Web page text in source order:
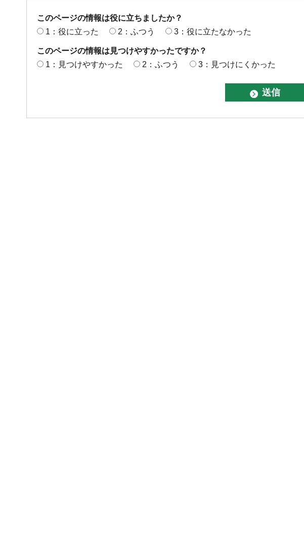
このページの情報は役に立ちましたか？
1：役に立った
2：ふつう 3：役に立たなかった
このページの情報は見つけやすかったですか？
1：見つけやすかった
2：ふつう 3：見つけにくかった